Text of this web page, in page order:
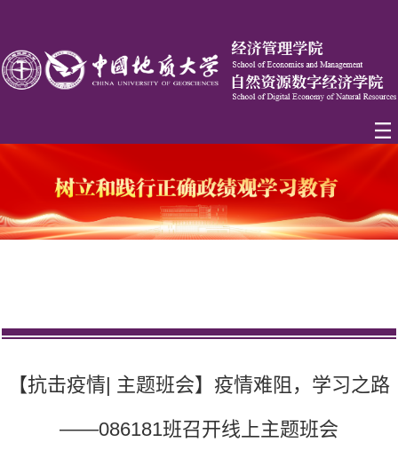
【抗击疫情| 主题班会】疫情难阻，学习之路
——086181班召开线上主题班会